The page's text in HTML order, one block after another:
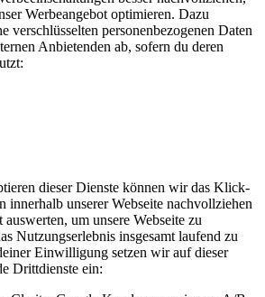
Werbeangebot optimieren. Dazu
verschlüsselten personenbezogenen Daten
Anbietenden ab, sofern du deren
dieser Dienste können wir das Klick-
innerhalb unserer Webseite nachvollziehen
um unsere Webseite zu
Nutzungserlebnis insgesamt laufend zu
Einwilligung setzen wir auf dieser
Drittdienste ein: